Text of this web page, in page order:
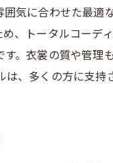
気に合わせた最
、トータルコーデ
。衣裳の質や管
、多くの方に支持